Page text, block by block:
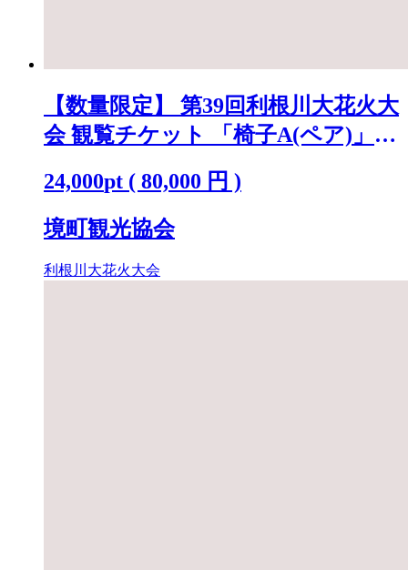
【数量限定】 第39回利根川大花火大
会 観覧チケット 「椅子A(ペア)」
24,000pt ( 80,000 円 )
境町観光協会
利根川大花火大会